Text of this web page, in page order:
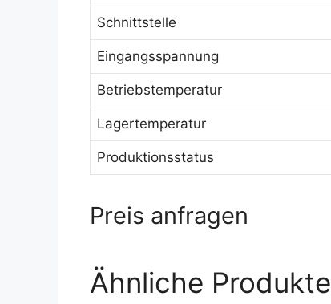
Schnittstelle
Eingangsspannung
Betriebstemperatur
Lagertemperatur
Produktionsstatus
Preis anfragen
Ähnliche Produkte